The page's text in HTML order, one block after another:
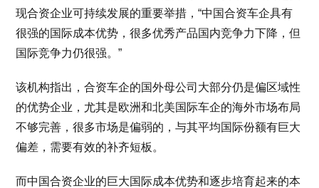
现合资企业可持续发展的重要举措，“中国合资车企具有
很强的国际成本优势，很多优秀产品国内竞争力下降，但
国际竞争力仍很强。”
该机构指出，合资车企的国外母公司大部分仍是偏区域性
的优势企业，尤其是欧洲和北美国际车企的海外市场布局
不够完善，很多市场是偏弱的，与其平均国际份额有巨大
偏差，需要有效的补齐短板。
而中国合资企业的巨大国际成本优势和逐步培育起来的本